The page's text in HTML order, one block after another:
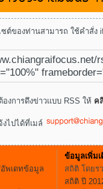
ต์ของท่านสามารถ ใช้คำสั่ง
งการดึงข่าวแบบ RSS ให้ ค
ไปได้ที่เมล์
พเดทข้อมูล
ข้อมูลเพิ่มเ
สถิติ โดยร
สถิติ ปี